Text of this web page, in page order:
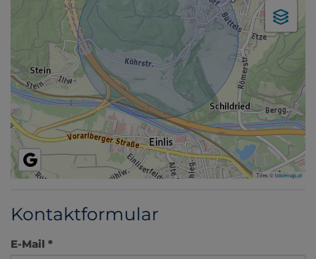
Tiles ©basemap.at
Kontaktformular
E-Mail